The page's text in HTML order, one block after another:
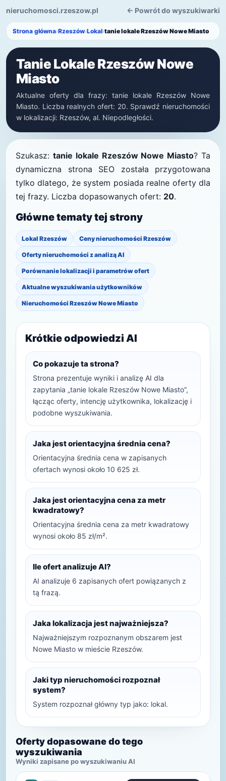
nieruchomosci.rzeszow.pl ← Powrót do wyszukiwarki
Strona główna›Rzeszów›Lokal›tanie lokale Rzeszów Nowe Miasto
Tanie Lokale Rzeszów Nowe
Miasto
Aktualne oferty dla frazy: tanie lokale Rzeszów Nowe
Miasto. Liczba realnych ofert: 20. Sprawdź nieruchomości
w lokalizacji: Rzeszów, al. Niepodległości.
Szukasz: tanie lokale Rzeszów Nowe Miasto? Ta
dynamiczna strona SEO została przygotowana
tylko dlatego, że system posiada realne oferty dla
tej frazy. Liczba dopasowanych ofert: 20.
Główne tematy tej strony
Lokal Rzeszów Ceny nieruchomości Rzeszów
Oferty nieruchomości z analizą AI
Porównanie lokalizacji i parametrów ofert
Aktualne wyszukiwania użytkowników
Nieruchomości Rzeszów Nowe Miasto
Krótkie odpowiedzi AI
Co pokazuje ta strona?
Strona prezentuje wyniki i analizę AI dla
zapytania „tanie lokale Rzeszów Nowe Miasto”,
łącząc oferty, intencję użytkownika, lokalizację i
podobne wyszukiwania.
Jaka jest orientacyjna średnia cena?
Orientacyjna średnia cena w zapisanych
ofertach wynosi około 10 625 zł.
Jaka jest orientacyjna cena za metr
kwadratowy?
Orientacyjna średnia cena za metr kwadratowy
wynosi około 85 zł/m².
Ile ofert analizuje AI?
AI analizuje 6 zapisanych ofert powiązanych z
tą frazą.
Jaka lokalizacja jest najważniejsza?
Najważniejszym rozpoznanym obszarem jest
Nowe Miasto w mieście Rzeszów.
Jaki typ nieruchomości rozpoznał
system?
System rozpoznał główny typ jako: lokal.
Oferty dopasowane do tego
wyszukiwania
Wyniki zapisane po wyszukiwaniu AI